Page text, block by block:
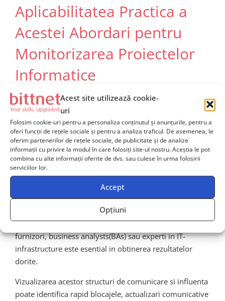
Acest site utilizează cookie-
uri
Folosim cookie-uri pentru a personaliza conținutul și anunțurile, pentru a
oferi funcții de rețele sociale și pentru a analiza traficul. De asemenea, le
oferim partenerilor de rețele sociale, de publicitate și de analize
informații cu privire la modul în care folosiți site-ul nostru. Aceștia le pot
combina cu alte informații oferite de dvs. sau culese în urma folosirii
serviciilor lor.
Accept
Opțiuni
Aplicabilitatea Practica a
Acestei Abordari pentru
Monitorizarea Proiectelor
Informatice
In cazul proiectelor IT sau tehnologice complexe, unde
un numar vast de stakeholderi interactioneaza regulat si
necesita sincronizare continua, implementarea unei
abordari bazate pe stakeholder-networks datastructure
poate aduce avantaje considerabile. Managerii de
proiect din domeniul tehnologic au toate motivele sa
considere SNA ca plauzibila abordare-de-practica.
De exemplu, intr-un proiect de implementare software
sau ERP, dynamic-ul relational dintre stakeholders ca
echipele de dezvoltare(sau DevOps-Team), clienti,
furnizori, business analysts(BAs) sau experti in IT-
infrastructure este esential in obtinerea rezultatelor
dorite.
Vizualizarea acestor structuri de comunicare si influenta
poate identifica rapid blocajele, actualizari comunicative